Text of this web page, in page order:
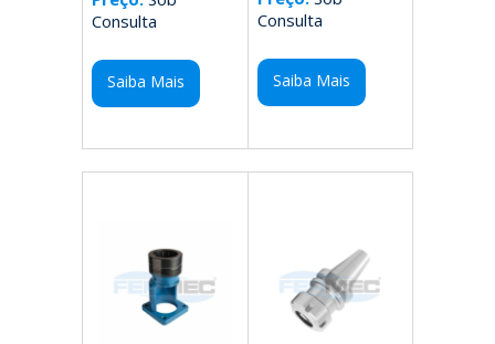
Consulta
Saiba Mais
Consulta
Saiba Mais